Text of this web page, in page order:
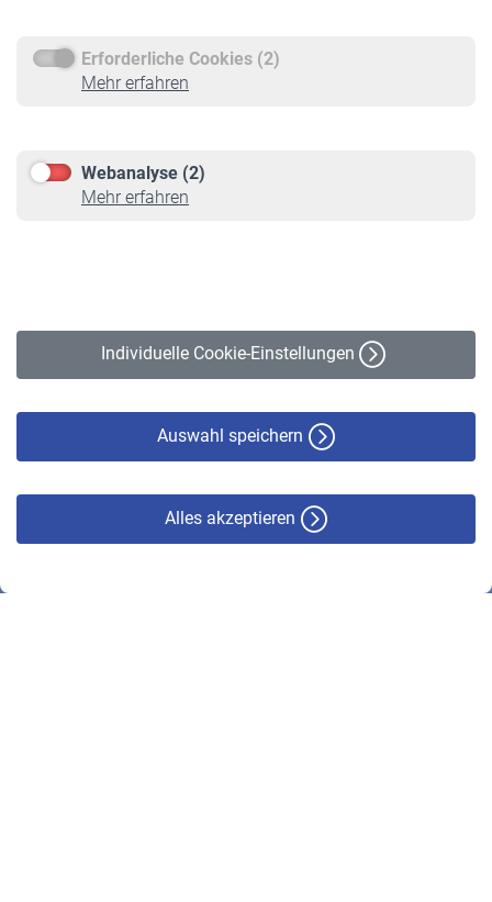
Erforderliche Cookies (2)
Mehr erfahren
Webanalyse (2)
Mehr erfahren
Individuelle Cookie-Einstellungen
Auswahl speichern
Alles akzeptieren
Service
Informationen
Online-Rechner
VBLnewsletter
Erklärung zur Barrierefreiheit
© VBL 2026